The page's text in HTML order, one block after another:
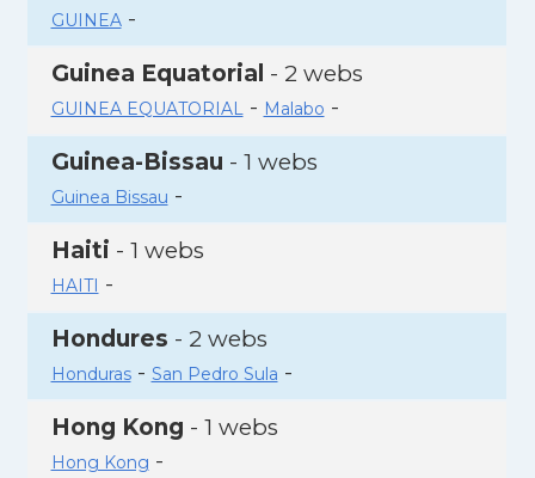
GUINEA-
Guinea Equatorial - 2 webs
GUINEA EQUATORIAL- Malabo -
Guinea-Bissau - 1 webs
Guinea Bissau -
Haiti - 1 webs
HAITI -
Hondures - 2 webs
Honduras- San Pedro Sula -
Hong Kong - 1 webs
Hong Kong -